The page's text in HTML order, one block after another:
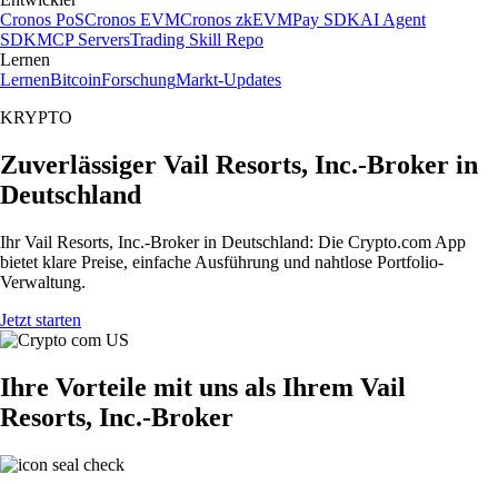
Cronos PoSCronos EVMCronos zkEVMPay SDKAI Agent
SDKMCP ServersTrading Skill Repo
Lernen
LernenBitcoinForschungMarkt-Updates
KRYPTO
Zuverlässiger Vail Resorts, Inc.-Broker in
Deutschland
Ihr Vail Resorts, Inc.-Broker in Deutschland: Die Crypto.com App
bietet klare Preise, einfache Ausführung und nahtlose Portfolio-
Verwaltung.
Jetzt starten
Ihre Vorteile mit uns als Ihrem Vail
Resorts, Inc.-Broker